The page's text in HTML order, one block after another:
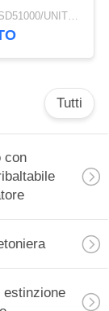
camion
settico
USD49800-USD51000/UNIT)negotiation MOQ:1 UNITÀ
Tutti
con
estinzione